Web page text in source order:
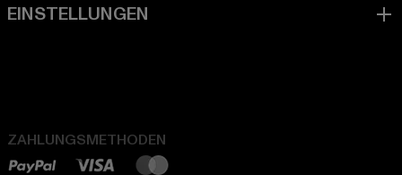
ZAHLUNGSMETHODEN